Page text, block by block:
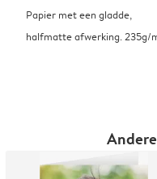
Papier met een gladde,
halfmatte afwerking. 235g/